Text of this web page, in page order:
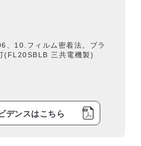
10.フィルム密着法。ブラ
(FL20SBLB 三共電機製)
デンスはこちら